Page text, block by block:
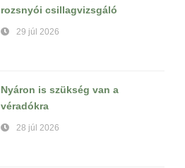
rozsnyói csillagvizsgáló
29 júl 2026
Nyáron is szükség van a
véradókra
28 júl 2026